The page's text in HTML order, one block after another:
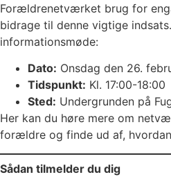
Forældrenetværket brug for
bidrage til denne vigtige
informationsmøde:
Dato: Onsdag den 26.
Tidspunkt: Kl. 17:00-18:00
Sted: Undergrunden på
Her kan du høre mere om
forældre og finde ud af,
Sådan tilmelder du dig